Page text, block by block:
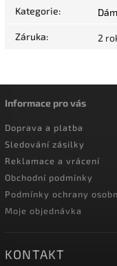
Kategorie:
Záruka: 2
Informace pro vás
Doprava a platba
Sledování zásilky
Reklamace a vrácení
Obchodní podmínky
Podmínky ochrany
Moje objednávka
KONTAKT